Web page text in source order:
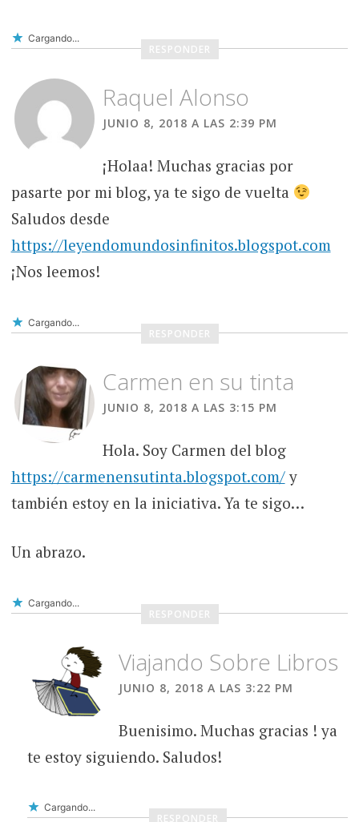
Cargando...
RESPONDER
Raquel Alonso
JUNIO 8, 2018 A LAS 2:39 PM
¡Holaa! Muchas gracias por
pasarte por mi blog, ya te sigo de vuelta
Saludos desde
https://leyendomundosinfinitos.blogspot.com
¡Nos leemos!
Cargando...
RESPONDER
Carmen en su tinta
JUNIO 8, 2018 A LAS 3:15 PM
Hola. Soy Carmen del blog
https://carmenensutinta.blogspot.com/y
también estoy en la iniciativa. Ya te sigo…
Un abrazo.
Cargando...
RESPONDER
Viajando Sobre Libros
JUNIO 8, 2018 A LAS 3:22 PM
Buenisimo. Muchas gracias ! ya
te estoy siguiendo. Saludos!
Cargando...
RESPONDER